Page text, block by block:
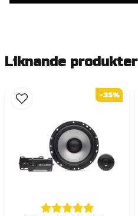
Liknande produkter
-35%